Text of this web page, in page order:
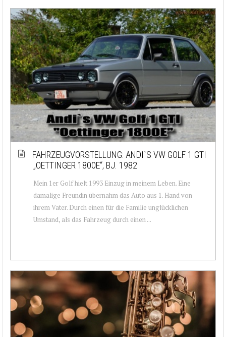
FAHRZEUGVORSTELLUNG: ANDI`S VW GOLF 1 GTI
„OETTINGER 1800E“, BJ. 1982
Mein 1er Golf hielt 1993 Einzug in meinem Leben. Eine
damalige Freundin übernahm das Auto aus 1. Hand von
ihrem Vater. Durch einen für die Familie unglücklichen
Umstand, als das Fahrzeug durch einen ...